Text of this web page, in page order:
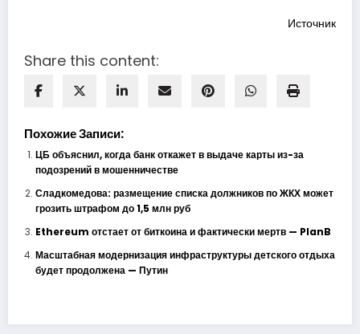
Источник
Share this content:
Похожие Записи:
ЦБ объяснил, когда банк откажет в выдаче карты из-за
подозрений в мошенничестве
Сладкомедова: размещение списка должников по ЖКХ может
грозить штрафом до 1,5 млн руб
Ethereum отстает от биткоина и фактически мертв — PlanB
Масштабная модернизация инфраструктуры детского отдыха
будет продолжена — Путин